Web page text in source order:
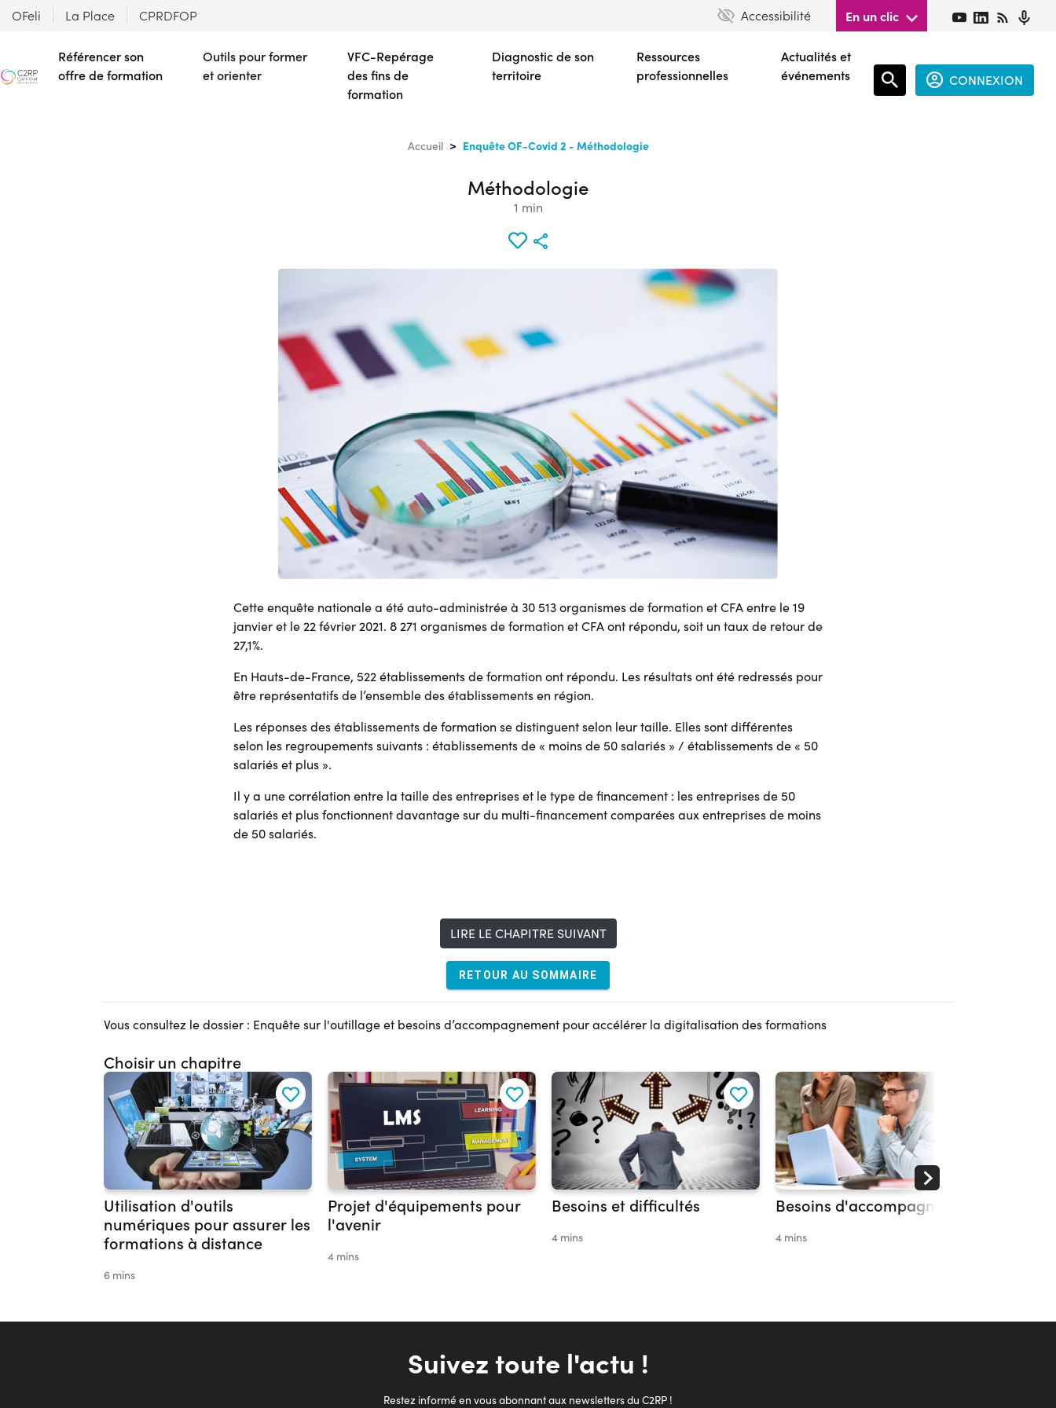
contenu
principal
OFeli La Place CPRDFOP Accessibilité En un clic
Référencer son
offre de formation
Outils pour former
et orienter
VFC-Repérage
des fins de
formation
Diagnostic de son
territoire
Ressources
professionnelles
Actualités et
événements
CONNEXION
Accueil Enquête OF-Covid 2 - Méthodologie
Méthodologie
1 min
Cette enquête nationale a été auto-administrée à 30 513 organismes de formation et CFA entre le 19
janvier et le 22 février 2021. 8 271 organismes de formation et CFA ont répondu, soit un taux de retour de
27,1%.
En Hauts-de-France, 522 établissements de formation ont répondu. Les résultats ont été redressés pour
être représentatifs de l’ensemble des établissements en région.
Les réponses des établissements de formation se distinguent selon leur taille. Elles sont différentes
selon les regroupements suivants : établissements de « moins de 50 salariés » / établissements de « 50
salariés et plus ».
Il y a une corrélation entre la taille des entreprises et le type de financement : les entreprises de 50
salariés et plus fonctionnent davantage sur du multi-financement comparées aux entreprises de moins
de 50 salariés.
LIRE LE CHAPITRE SUIVANT
RETOUR AU SOMMAIRE
Vous consultez le dossier : Enquête sur l'outillage et besoins d’accompagnement pour accélérer la digitalisation des formations
Choisir un chapitre
Utilisation d'outils
numériques pour assurer les
formations à distance
6 mins
Projet d'équipements pour
l'avenir
4 mins
Besoins et difficultés
4 mins
Besoins d'accompagnement
4 mins
Suivez toute l'actu !
Restez informé en vous abonnant aux newsletters du C2RP !